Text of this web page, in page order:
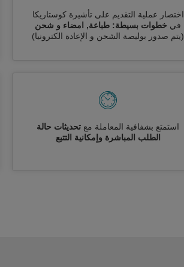
اختصار عملية التقديم على تأشيرة كوستاريكا
في خطوات بسيطة: طباعة, امضاء و شحن
(يتم صدور بوليصة الشحن و الإعادة الكترونيا)
استمتع بشفافية المعاملة مع تحديثات حالة
الطلب المباشرة وإمكانية التتبع